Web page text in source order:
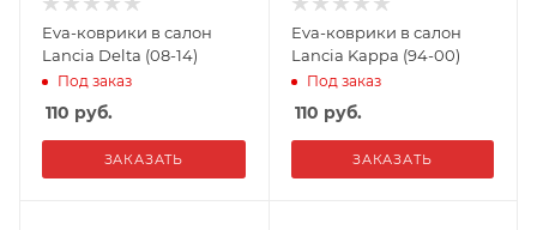
Eva-коврики в салон
Lancia Delta (08-14)
Под заказ
110 руб.
ЗАКАЗАТЬ
Eva-коврики в салон
Lancia Kappa (94-00)
Под заказ
110 руб.
ЗАКАЗАТЬ